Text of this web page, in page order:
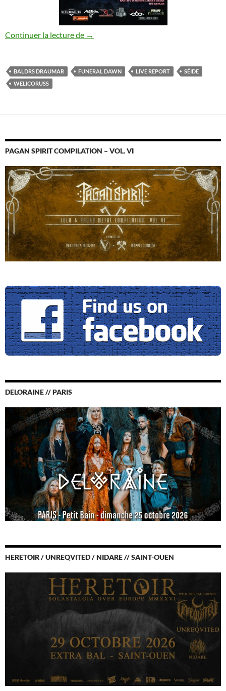
Continuer la lecture de Funeral Dawn – Baldrs Draumar –
→
BALDRS DRAUMAR FUNERAL DAWN LIVE REPORT
SÉIDE
WELICORUSS
PAGAN SPIRIT COMPILATION – VOL. VI
DELORAINE // PARIS
HERETOIR / UNREQVITED / NIDARE // SAINT-OUEN